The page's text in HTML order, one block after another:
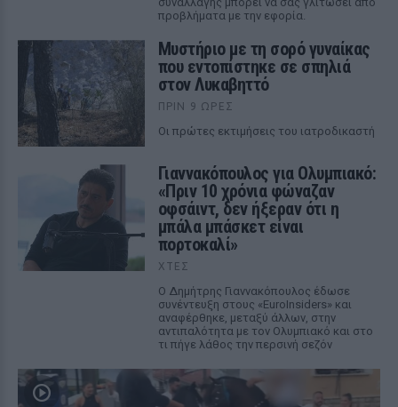
προβλήματα με την εφορία.
Μυστήριο με τη σορό γυναίκας
που εντοπίστηκε σε σπηλιά
στον Λυκαβηττό
ΠΡΙΝ 9 ΏΡΕΣ
Οι πρώτες εκτιμήσεις του ιατροδικαστή
Γιαννακόπουλος για Ολυμπιακό:
«Πριν 10 χρόνια φώναζαν
οφσάιντ, δεν ήξεραν ότι η
μπάλα μπάσκετ είναι
πορτοκαλί»
ΧΤΕΣ
Ο Δημήτρης Γιαννακόπουλος έδωσε
συνέντευξη στους «EuroInsiders» και
αναφέρθηκε, μεταξύ άλλων, στην
αντιπαλότητα με τον Ολυμπιακό και στο
τι πήγε λάθος την περσινή σεζόν